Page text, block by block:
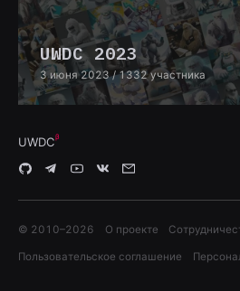
UWDC 2023
3 июня 2023 / 1332 участника
UWDC
© 2010–2026 О проекте
Пользовательское соглашение